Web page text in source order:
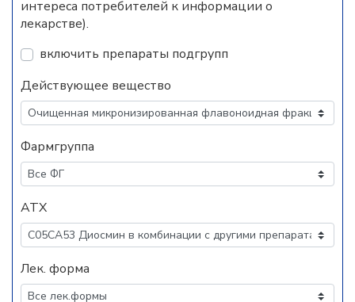
интереса потребителей к информации о
лекарстве).
включить препараты подгрупп
Действующее вещество
Фармгруппа
АТХ
Лек. форма